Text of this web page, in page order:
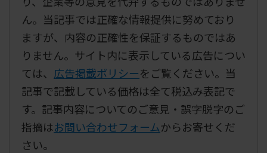
ん。当記事では正確な情報提供に努めており
ますが、内容の正確性を保証するものではあ
りません。サイト内に表示している広告につい
ては、 広告掲載ポリシーをご覧ください。当
記事で記載している価格は全て税込み表記で
す。記事内容についてのご意見・誤字脱字のご
指摘はお問い合わせフォームからお寄せくだ
さい。